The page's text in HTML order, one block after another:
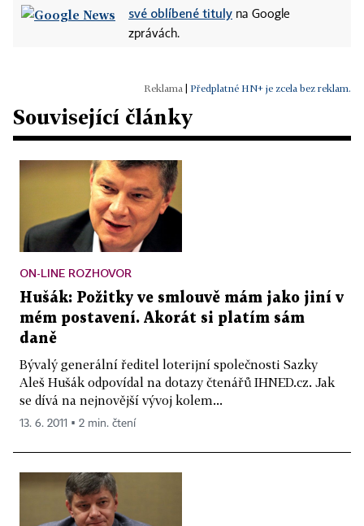
své oblíbené tituly na Google
zprávách.
Předplatné HN+ je zcela bez reklam.
Související články
ON-LINE ROZHOVOR
Hušák: Požitky ve smlouvě mám jako jiní v
mém postavení. Akorát si platím sám
daně
Bývalý generální ředitel loterijní společnosti Sazky
Aleš Hušák odpovídal na dotazy čtenářů IHNED.cz. Jak
se dívá na nejnovější vývoj kolem...
13. 6. 2011 ▪ 2 min. čtení